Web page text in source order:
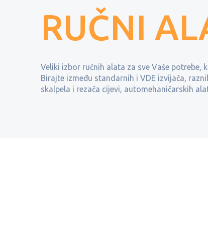
RUČNI
Veliki izbor ručnih alata za sve Vaše potrebe,
Birajte između standarnih i VDE izvijača,
skalpela i rezača cijevi, automehaničarskih